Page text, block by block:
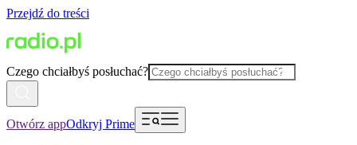
Przejdź do treści
Czego chciałbyś posłuchać?
Otwórz appOdkryj Prime